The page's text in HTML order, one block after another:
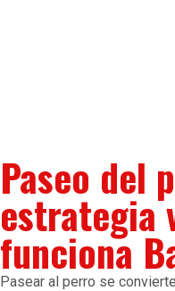
Paseo del
estrategia
funciona
Pasear al perro se